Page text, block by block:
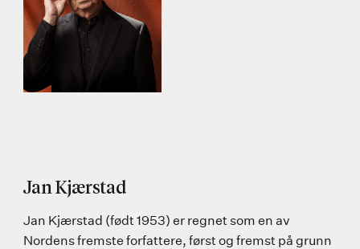
Jan Kjærstad
Jan Kjærstad (født 1953) er regnet som en av
Nordens fremste forfattere, først og fremst på grunn